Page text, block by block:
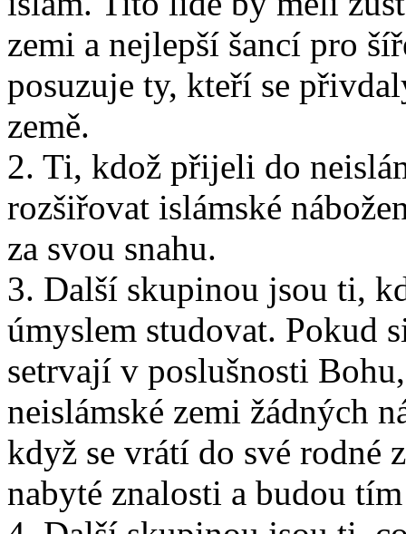
zemi a nejlepší šancí pro
posuzuje ty, kteří se
země.
2. Ti, kdož přijeli do
rozšiřovat islámské
za svou snahu.
3. Další skupinou jsou ti,
úmyslem studovat. Pokud
setrvají v poslušnosti
neislámské zemi žádných
když se vrátí do své rodné
nabyté znalosti a budou